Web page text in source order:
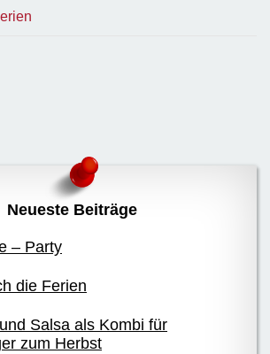
Neueste Beiträge
– Party
die Ferien
Salsa als Kombi für
zum Herbst